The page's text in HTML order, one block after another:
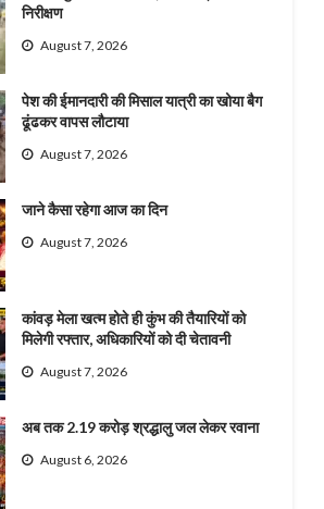
निरीक्षण
August 7, 2026
पेश की ईमानदारी की मिसाल यात्री का खोया बैग
ढूंढकर वापस लौटाया
August 7, 2026
जाने कैसा रहेगा आज का दिन
August 7, 2026
कांवड़ मेला खत्म होते ही कुंभ की तैयारियों को
मिलेगी रफ्तार, अधिकारियों को दी चेतावनी
August 7, 2026
अब तक 2.19 करोड़ श्रद्धालु जल लेकर रवाना
August 6, 2026